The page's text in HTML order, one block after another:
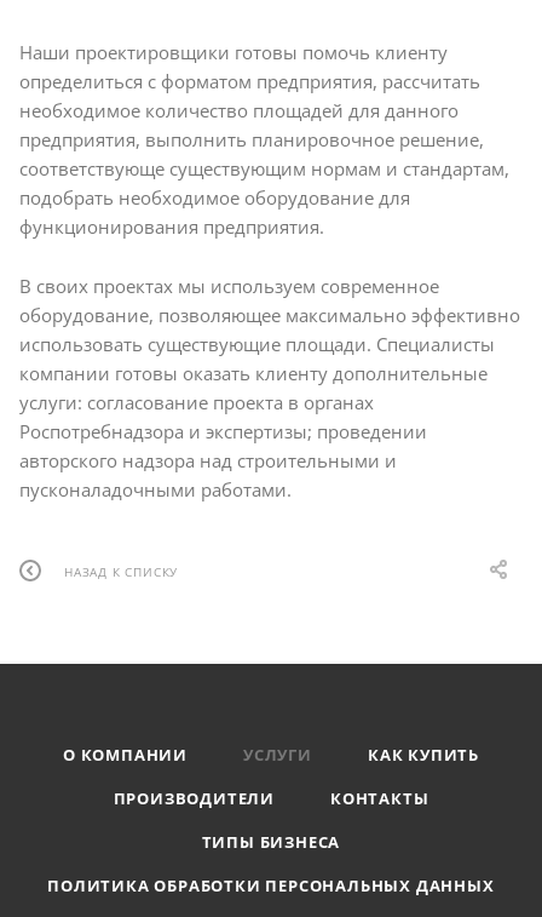
Наши проектировщики готовы помочь клиенту
определиться с форматом предприятия, рассчитать
необходимое количество площадей для данного
предприятия, выполнить планировочное решение,
соответствующе существующим нормам и стандартам,
подобрать необходимое оборудование для
функционирования предприятия.
В своих проектах мы используем современное
оборудование, позволяющее максимально эффективно
использовать существующие площади. Специалисты
компании готовы оказать клиенту дополнительные
услуги: согласование проекта в органах
Роспотребнадзора и экспертизы; проведении
авторского надзора над строительными и
пусконаладочными работами.
НАЗАД К СПИСКУ
О КОМПАНИИ УСЛУГИ
КАК КУПИТЬ
ПРОИЗВОДИТЕЛИ
КОНТАКТЫ
ТИПЫ БИЗНЕСА
ПОЛИТИКА ОБРАБОТКИ ПЕРСОНАЛЬНЫХ ДАННЫХ